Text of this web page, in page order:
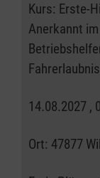
Kurs: Erste-
Anerkannt
14.08.2027 ,
Ort: 47877